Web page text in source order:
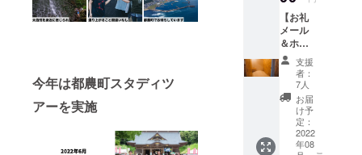
今年は都農町スタディツ
アーを実施
す。
ALAポ
スト
カード
は記載
頂いた
ご住所
に送ら
せて頂
きま
す。
【お礼
メール
＆ホス
テル
ALAド
ミト
リー宿
泊チ
ケット
提供】
・ドミ
支援
者：
7人
お届
け予
定：
2022
年08